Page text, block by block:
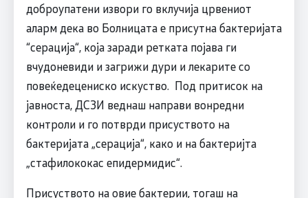
доброупатени извори го вклучија црвениот
аларм дека во Болницата е присутна бактеријата
“серација“, која заради ретката појава ги
вчудоневиди и загрижи дури и лекарите со
повеќедецениско искуство. Под притисок на
јавноста, ДСЗИ веднаш направи вонредни
контроли и го потврди присуството на
бактеријата „серација“, како и на бактеријта
„стафилококас епидермидис“.
Присуството на овие бактерии, тогаш на